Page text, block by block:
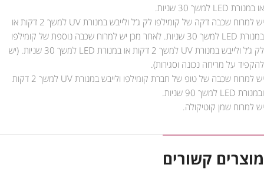
או במנורת LED למשך 30 שניות.
יש למרוח שכבה דקה של קומילפו לק ג’ל ולייבש במנורת UV למשך 2 דקות או
במנורת LED למשך 30 שניות. לאחר מכן יש למרוח שכבה נוספת של קומילפו
לק ג’ל ולייבש במנורת UV למשך 2 דקות או במנורת LED למשך 30 שניות. (יש
להקפיד על מריחה נכונה וסגירות).
יש למרוח שכבה של טופ של חברת קומילפו ולייבש במנורת UV למשך 2 דקות
ובמנורת LED למשך 90 שניות.
יש למרוח שמן קוטיקולה.
מוצרים קשורים